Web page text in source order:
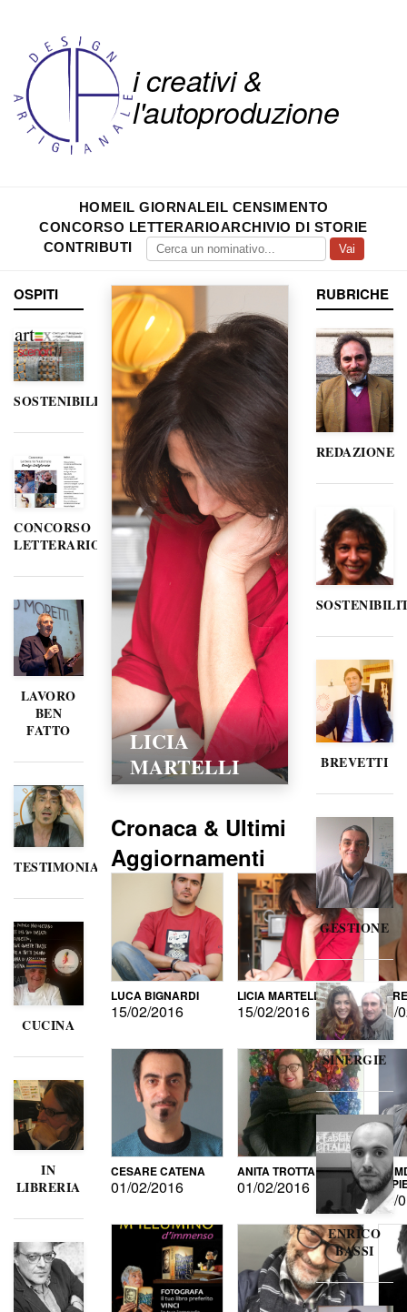
i creativi &
l'autoproduzione
HOMEIL GIORNALEIL CENSIMENTO
CONCORSO LETTERARIOARCHIVIO DI STORIE
CONTRIBUTI
Vai
OSPITI
SOSTENIBILITÀ
CONCORSO
LETTERARIO
LAVORO
BEN
FATTO
TESTIMONIANZE
CUCINA
IN
LIBRERIA
LICIA
MARTELLI
Cronaca & Ultimi
Aggiornamenti
LUCA BIGNARDI
15/02/2016
LICIA MARTELLI
15/02/2016 15/
CESARE CATENA
01/02/2016
ANITA TROTTA
01/02/2016 DI
15/
RUBRICHE
REDAZIONE
BREVETTI
GESTIONE
SINERGIE
ENRICO
BASSI